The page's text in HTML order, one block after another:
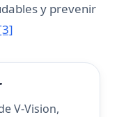
y prevenir
V-Vision,